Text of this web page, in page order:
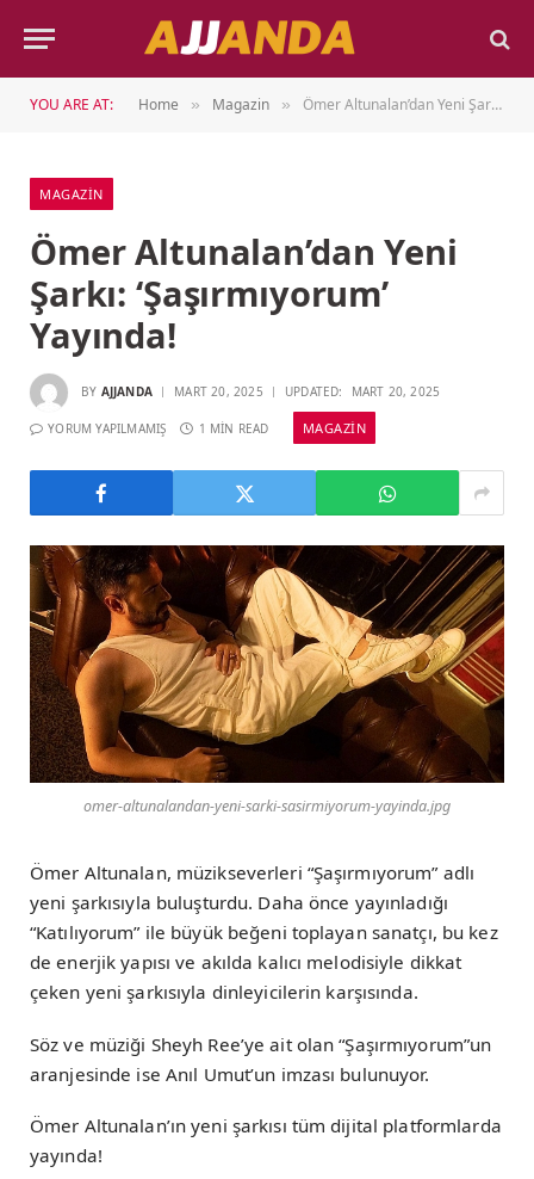
YOU ARE AT: Home » Magazin » Ömer Altunalan’dan Yeni Şarkı: ‘Şaşırmıyorum’ Yayında!
MAGAZIN
Ömer Altunalan’dan Yeni
Şarkı: ‘Şaşırmıyorum’
Yayında!
BY AJJANDA MART 20, 2025 UPDATED: MART 20, 2025
YORUM YAPILMAMIŞ 1 MIN READ MAGAZIN
omer-altunalandan-yeni-sarki-sasirmiyorum-yayinda.jpg
Ömer Altunalan, müzikseverleri “Şaşırmıyorum” adlı
yeni şarkısıyla buluşturdu. Daha önce yayınladığı
“Katılıyorum” ile büyük beğeni toplayan sanatçı, bu kez
de enerjik yapısı ve akılda kalıcı melodisiyle dikkat
çeken yeni şarkısıyla dinleyicilerin karşısında.
Söz ve müziği Sheyh Ree’ye ait olan “Şaşırmıyorum”un
aranjesinde ise Anıl Umut’un imzası bulunuyor.
Ömer Altunalan’ın yeni şarkısı tüm dijital platformlarda
yayında!